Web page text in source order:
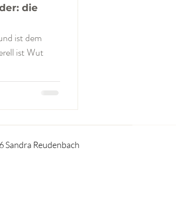
die
ist dem
ist Wut
Sandra Reudenbach